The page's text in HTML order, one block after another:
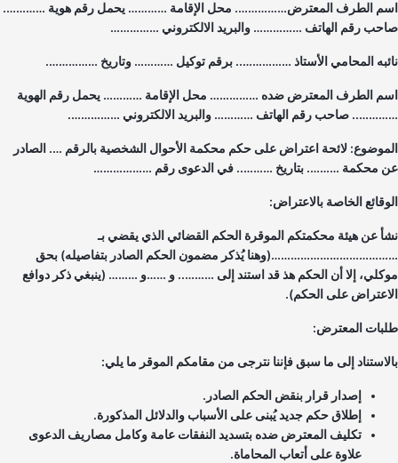
الطرف المعترض……………. محل الإقامة ………… يحمل رقم هوية ………….
رقم الهاتف …………… والبريد الالكتروني ……………
المحامي الأستاذ …………….. برقم توكيل ………… وتاريخ …………….
الطرف المعترض ضده …………… محل الإقامة ………… يحمل رقم الهوية
صاحب رقم الهاتف ………… والبريد الالكتروني …………….
لائحة اعتراض على حكم محكمة الأحوال الشخصية بالرقم …. الصادر
محكمة ………. بتاريخ ……….. في الدعوى رقم ………………
الخاصة بالاعتراض:
عن هيئة محكمتكم الموقرة الحكم القضائي الذي يقضي بـ
يُذكر مضمون الحكم الصادر بتفاصيله) بحق
إلا أن الحكم هذ قد استند إلى ……….. و ……و ……… (ينبغي ذكر دوافع
على الحكم).
المعترض:
إلى ما سبق فإننا نترجى من مقامكم الموقر ما يلي:
إصدار قرار بنقض الحكم الصادر.
إطلاق حكم جديد يُبنى على الأسباب والدلائل المذكورة.
تكليف المعترض ضده بتسديد النفقات عامة وكامل مصاريف الدعوى
علاوة على أتعاب المحاماة.